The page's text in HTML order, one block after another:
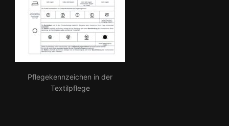
Pflegekennzeichen in der
Textilpflege